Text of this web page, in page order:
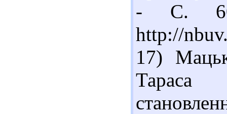
- С.
http://
17)
Тараса